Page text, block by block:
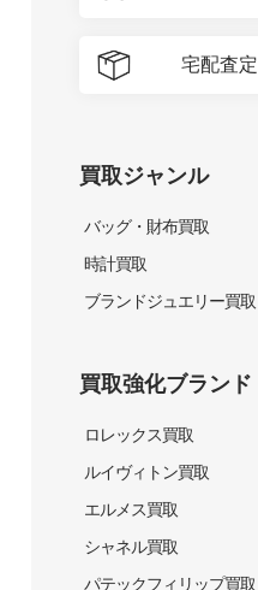
宅配査定
買取ジャンル
バッグ・財布買取
時計買取
ブランドジュエリー買取
買取強化ブランド
ロレックス買取
ルイヴィトン買取
エルメス買取
シャネル買取
パテックフィリップ買取